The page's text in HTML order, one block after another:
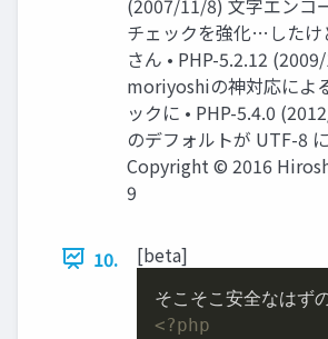
チェックを強化…したけ
さん • PHP-5.2.12
moriyoshiの神対応によ
ックに • PHP-5.4.0
のデフォルトが UTF-8
Copyright © 2016
9
10. [beta]
<?php